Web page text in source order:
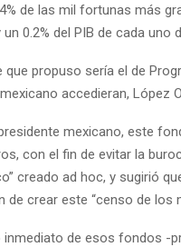
de las mil fortunas más
un 0.2% del PIB de cada
que propuso sería el de
accedieran, López
mexicano, este
con el fin de evitar la
creado ad hoc, y sugirió
de crear este “censo de los
inmediato de esos fondos -